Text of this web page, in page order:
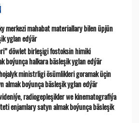
merkezi mahabat materiallary bilen üpjün
yglan edýär
döwlet birleşigi fostoksin himiki
boýunça halkara bäsleşik yglan edýär
ministrligi ösümlikleri goramak üçin
almak boýunça bäsleşik yglan edýär
radio­gepleşikler we kinematografiýa
enjamlary satyn almak boýunça bäsleşik